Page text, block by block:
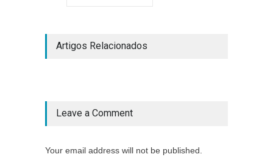
Artigos Relacionados
Leave a Comment
Your email address will not be published.